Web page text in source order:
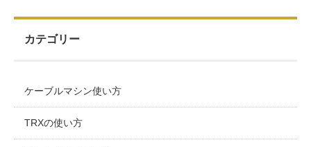
カテゴリー
ケーブルマシン使い方
TRXの使い方